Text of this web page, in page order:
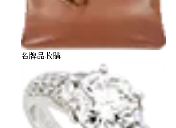
名牌品收購